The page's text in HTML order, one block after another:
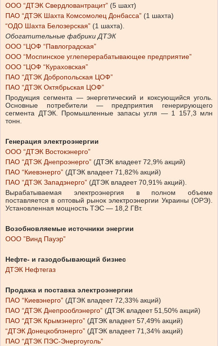
ООО “ДТЭК Свердловантрацит” (5 шахт)
ПАО “ДТЭК Шахта Комсомолец Донбасса” (1 шахта)
“ОДО Шахта Белозерская” (1 шахта).
Обогатительные фабрики ДТЭК
ООО “ЦОФ “Павлоградская”
ООО “Моспинское углеперерабатывающее предприятие”
ООО “ЦОФ “Кураховская”
ПАО “ДТЭК Добропольская ЦОФ”
ПАО “ДТЭК Октябрьская ЦОФ”
Продукция сегмента — энергетический и коксующийся уголь.
Основные потребители — предприятия генерирующего
сегмента ДТЭК. Промышленные запасы угля — 1 157,3 млн
тонн.
Генерация электроэнергии
ООО “ДТЭК Востокэнерго”
ПАО “ДТЭК Днепроэнерго” (ДТЭК владеет 72,9% акций)
ПАО “Киевэнерго” (ДТЭК владеет 71,82% акций)
ПАО “ДТЭК Западэнерго” (ДТЭК владеет 70,91% акций).
Вырабатываемая электроэнергия в полном объеме
поставляется в оптовый рынок электроэнергии Украины (ОРЭ).
Установленная мощность ТЭС — 18,2 ГВт.
Возобновляемые источники энергии
ООО ”Винд Пауэр”
Нефте- и газодобывающий бизнес
ДТЭК Нефтегаз
Продажа и поставка электроэнергии
ПАО “Киевэнерго” (ДТЭК владеет 72,33% акций)
ПАО “ДТЭК Днепрооблэнерго” (ДТЭК владеет 51,50% акций)
ПАО “ДТЭК Крымэнерго” (ДТЭК владеет 57,49% акций)
“ДТЭК Донецкоблэнерго” (ДТЭК владеет 71,34% акций)
ПАО “ДТЭК ПЭС-Энергоуголь”